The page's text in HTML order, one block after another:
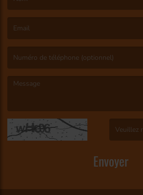
Envoyer